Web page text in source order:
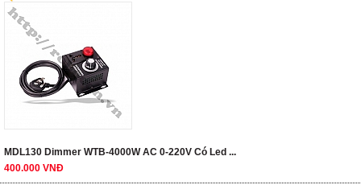
MDL130 Dimmer WTB-4000W AC 0-220V Có Led ...
400.000 VNĐ